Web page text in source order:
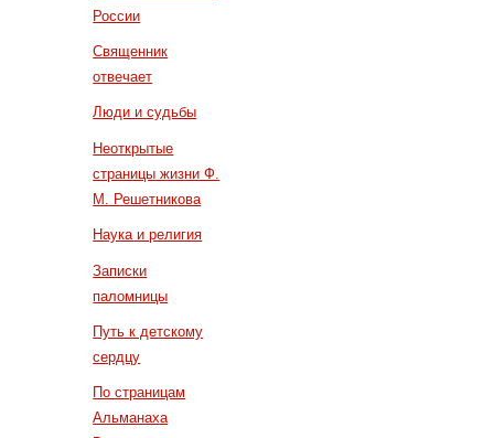
России
Священник
отвечает
Люди и судьбы
Неоткрытые
страницы жизни Ф.
М. Решетникова
Наука и религия
Записки
паломницы
Путь к детскому
сердцу
По страницам
Альманаха